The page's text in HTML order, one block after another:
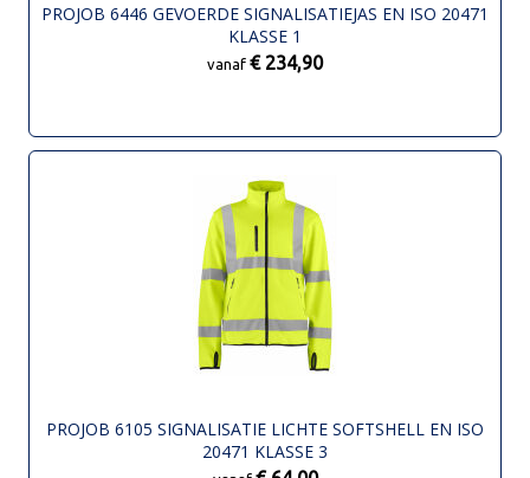
PROJOB 6446 GEVOERDE SIGNALISATIEJAS EN ISO 20471
KLASSE 1
vanaf € 234,90
PROJOB 6105 SIGNALISATIE LICHTE SOFTSHELL EN ISO
20471 KLASSE 3